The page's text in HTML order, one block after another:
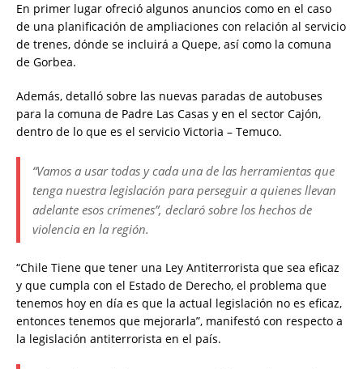
En primer lugar ofreció algunos anuncios como en el caso
de una planificación de ampliaciones con relación al servicio
de trenes, dónde se incluirá a Quepe, así como la comuna
de Gorbea.
Además, detalló sobre las nuevas paradas de autobuses
para la comuna de Padre Las Casas y en el sector Cajón,
dentro de lo que es el servicio Victoria – Temuco.
“Vamos a usar todas y cada una de las herramientas que
tenga nuestra legislación para perseguir a quienes llevan
adelante esos crímenes”, declaró sobre los hechos de
violencia en la región.
“Chile Tiene que tener una Ley Antiterrorista que sea eficaz
y que cumpla con el Estado de Derecho, el problema que
tenemos hoy en día es que la actual legislación no es eficaz,
entonces tenemos que mejorarla”, manifestó con respecto a
la legislación antiterrorista en el país.